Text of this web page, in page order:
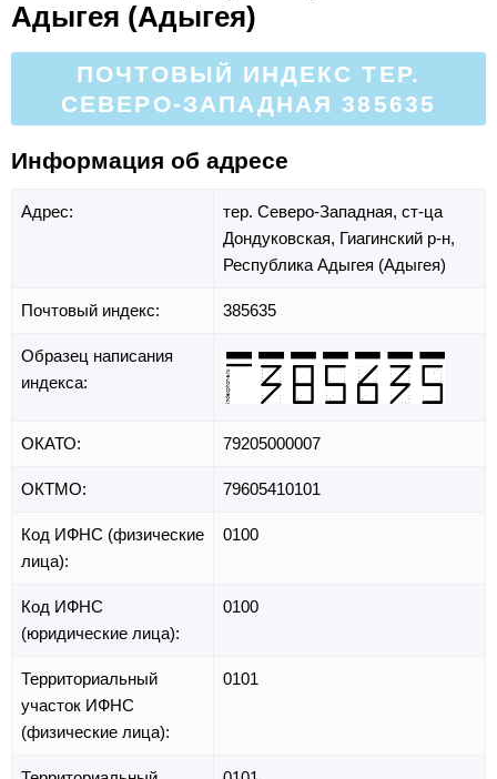
Адыгея (Адыгея)
ПОЧТОВЫЙ ИНДЕКС ТЕР.
СЕВЕРО-ЗАПАДНАЯ 385635
Информация об адресе
Адрес: тер. Северо-Западная, ст-ца
Дондуковская, Гиагинский р-н,
Республика Адыгея (Адыгея)
Почтовый индекс: 385635
Образец написания
индекса:
ОКАТО: 79205000007
ОКТМО: 79605410101
Код ИФНС (физические
лица):
0100
Код ИФНС
(юридические лица):
0100
Территориальный
участок ИФНС
(физические лица):
0101